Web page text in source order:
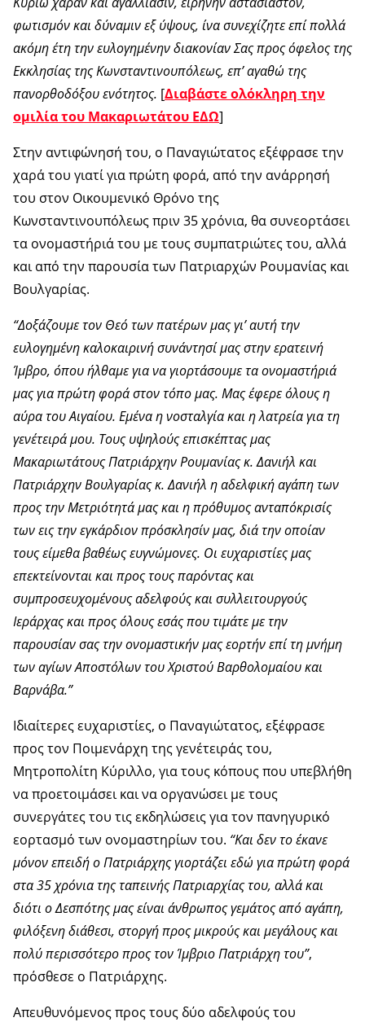
φωτισμόν και δύναμιν εξ ύψους, ίνα συνεχίζητε επί πολλά
ακόμη έτη την ευλογημένην διακονίαν Σας προς όφελος της
Εκκλησίας της Κωνσταντινουπόλεως, επ’ αγαθώ της
πανορθοδόξου ενότητος. [Διαβάστε ολόκληρη την
ομιλία του Μακαριωτάτου ΕΔΩ]
Στην αντιφώνησή του, ο Παναγιώτατος εξέφρασε την
χαρά του γιατί για πρώτη φορά, από την ανάρρησή
του στον Οικουμενικό Θρόνο της
Κωνσταντινουπόλεως πριν 35 χρόνια, θα συνεορτάσει
τα ονομαστήριά του με τους συμπατριώτες του, αλλά
και από την παρουσία των Πατριαρχών Ρουμανίας και
Βουλγαρίας.
“Δοξάζουμε τον Θεό των πατέρων μας γι’ αυτή την
ευλογημένη καλοκαιρινή συνάντησί μας στην ερατεινή
Ίμβρο, όπου ήλθαμε για να γιορτάσουμε τα ονομαστήριά
μας για πρώτη φορά στον τόπο μας. Μας έφερε όλους η
αύρα του Αιγαίου. Εμένα η νοσταλγία και η λατρεία για τη
γενέτειρά μου. Τους υψηλούς επισκέπτας μας
Μακαριωτάτους Πατριάρχην Ρουμανίας κ. Δανιήλ και
Πατριάρχην Βουλγαρίας κ. Δανιήλ η αδελφική αγάπη των
προς την Μετριότητά μας και η πρόθυμος ανταπόκρισίς
των εις την εγκάρδιον πρόσκλησίν μας, διά την οποίαν
τους είμεθα βαθέως ευγνώμονες. Οι ευχαριστίες μας
επεκτείνονται και προς τους παρόντας και
συμπροσευχομένους αδελφούς και συλλειτουργούς
Ιεράρχας και προς όλους εσάς που τιμάτε με την
παρουσίαν σας την ονομαστικήν μας εορτήν επί τη μνήμη
των αγίων Αποστόλων του Χριστού Βαρθολομαίου και
Βαρνάβα.”
Ιδιαίτερες ευχαριστίες, ο Παναγιώτατος, εξέφρασε
προς τον Ποιμενάρχη της γενέτειράς του,
Μητροπολίτη Κύριλλο, για τους κόπους που υπεβλήθη
να προετοιμάσει και να οργανώσει με τους
συνεργάτες του τις εκδηλώσεις για τον πανηγυρικό
εορτασμό των ονομαστηρίων του. “Και δεν το έκανε
μόνον επειδή ο Πατριάρχης γιορτάζει εδώ για πρώτη φορά
στα 35 χρόνια της ταπεινής Πατριαρχίας του, αλλά και
διότι ο Δεσπότης μας είναι άνθρωπος γεμάτος από αγάπη,
φιλόξενη διάθεσι, στοργή προς μικρούς και μεγάλους και
πολύ περισσότερο προς τον Ίμβριο Πατριάρχη του”,
πρόσθεσε ο Πατριάρχης.
Απευθυνόμενος προς τους δύο αδελφούς του